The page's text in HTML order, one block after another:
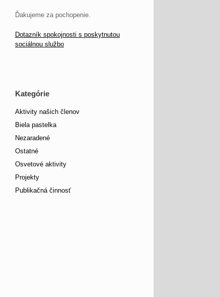
Ďakujeme za pochopenie.
Dotazník spokojnosti s poskytnutou
sociálnou službo
Kategórie
Aktivity našich členov
Biela pastelka
Nezaradené
Ostatné
Osvetové aktivity
Projekty
Publikačná činnosť